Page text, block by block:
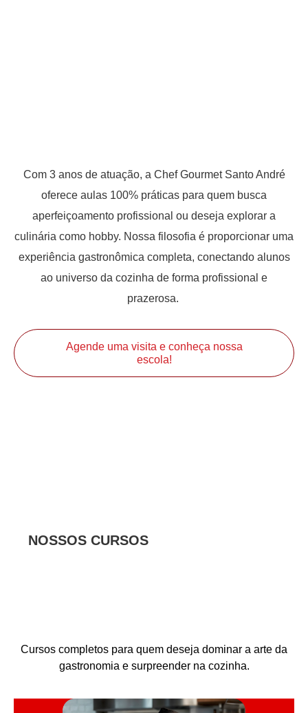
Com 3 anos de atuação, a Chef Gourmet Santo André
oferece aulas 100% práticas para quem busca
aperfeiçoamento profissional ou deseja explorar a
culinária como hobby. Nossa filosofia é proporcionar uma
experiência gastronômica completa, conectando alunos
ao universo da cozinha de forma profissional e
prazerosa.
Agende uma visita e conheça nossa
escola!
NOSSOS CURSOS
Cursos completos para quem deseja dominar a arte da
gastronomia e surpreender na cozinha.